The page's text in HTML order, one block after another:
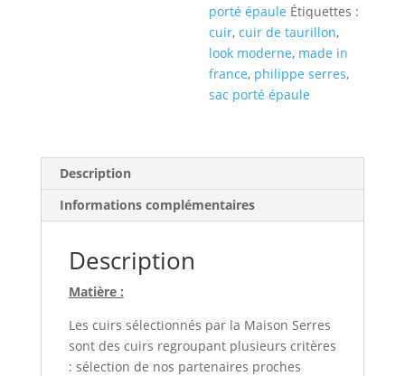
porté épaule Étiquettes :
cuir,cuir de taurillon,
look moderne, made in
france, philippe serres,
sac porté épaule
Description
Informations complémentaires
Description
Matière :
Les cuirs sélectionnés par la Maison Serres
sont des cuirs regroupant plusieurs critères
: sélection de nos partenaires proches